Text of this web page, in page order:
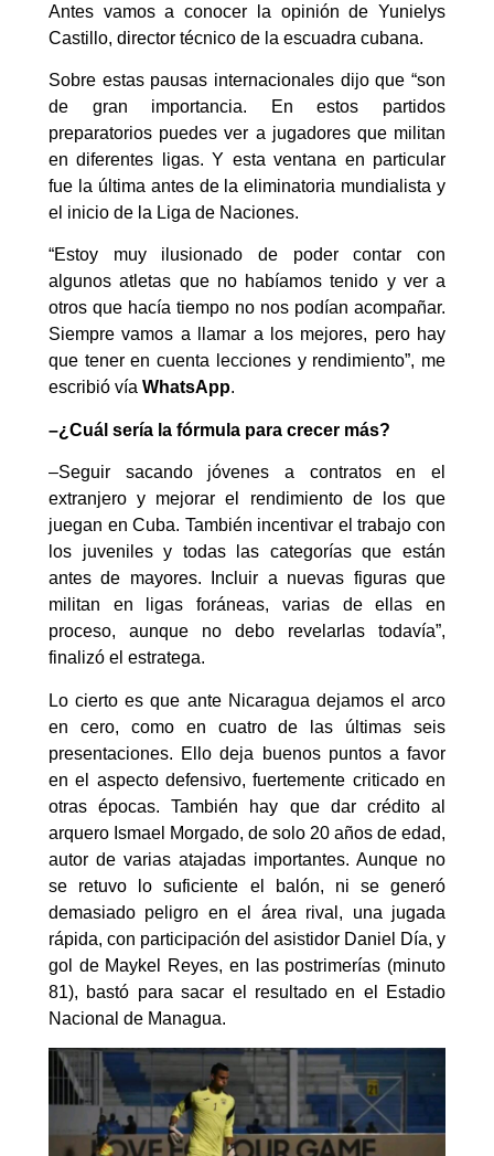
Antes vamos a conocer la opinión de Yunielys
Castillo, director técnico de la escuadra cubana.
Sobre estas pausas internacionales dijo que “son
de gran importancia. En estos partidos
preparatorios puedes ver a jugadores que militan
en diferentes ligas. Y esta ventana en particular
fue la última antes de la eliminatoria mundialista y
el inicio de la Liga de Naciones.
“Estoy muy ilusionado de poder contar con
algunos atletas que no habíamos tenido y ver a
otros que hacía tiempo no nos podían acompañar.
Siempre vamos a llamar a los mejores, pero hay
que tener en cuenta lecciones y rendimiento”, me
escribió vía WhatsApp.
–¿Cuál sería la fórmula para crecer más?
–Seguir sacando jóvenes a contratos en el
extranjero y mejorar el rendimiento de los que
juegan en Cuba. También incentivar el trabajo con
los juveniles y todas las categorías que están
antes de mayores. Incluir a nuevas figuras que
militan en ligas foráneas, varias de ellas en
proceso, aunque no debo revelarlas todavía”,
finalizó el estratega.
Lo cierto es que ante Nicaragua dejamos el arco
en cero, como en cuatro de las últimas seis
presentaciones. Ello deja buenos puntos a favor
en el aspecto defensivo, fuertemente criticado en
otras épocas. También hay que dar crédito al
arquero Ismael Morgado, de solo 20 años de edad,
autor de varias atajadas importantes. Aunque no
se retuvo lo suficiente el balón, ni se generó
demasiado peligro en el área rival, una jugada
rápida, con participación del asistidor Daniel Día, y
gol de Maykel Reyes, en las postrimerías (minuto
81), bastó para sacar el resultado en el Estadio
Nacional de Managua.